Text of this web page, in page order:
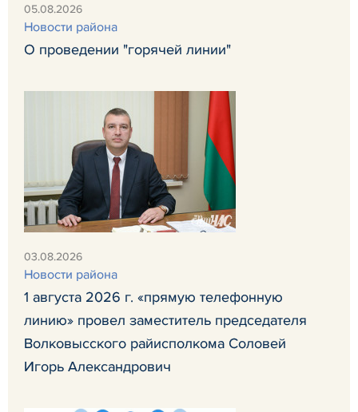
05.08.2026
Новости района
О проведении "горячей линии"
03.08.2026
Новости района
1 августа 2026 г. «прямую телефонную
линию» провел заместитель председателя
Волковысского райисполкома Соловей
Игорь Александрович